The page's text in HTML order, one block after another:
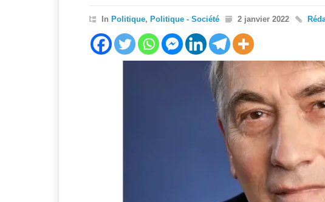
In Politique, Politique - Société 2 janvier 2022